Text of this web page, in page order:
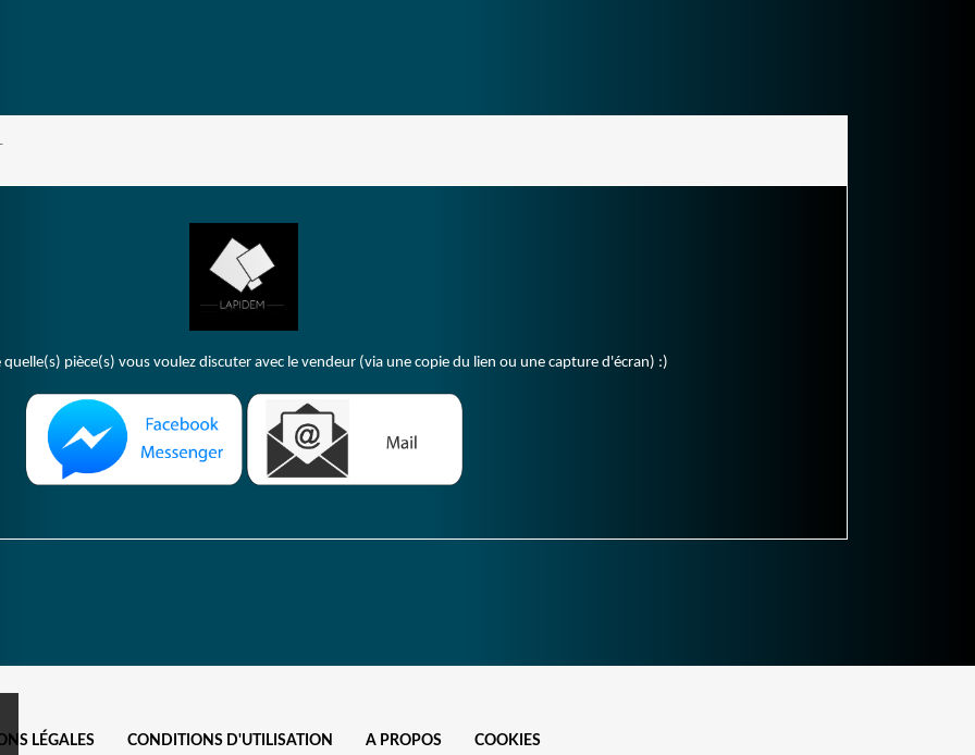
pièce(s) vous voulez discuter avec le vendeur (via une copie du lien ou une capture d'écran) :)
LÉGALES CONDITIONS D'UTILISATION A PROPOS COOKIES